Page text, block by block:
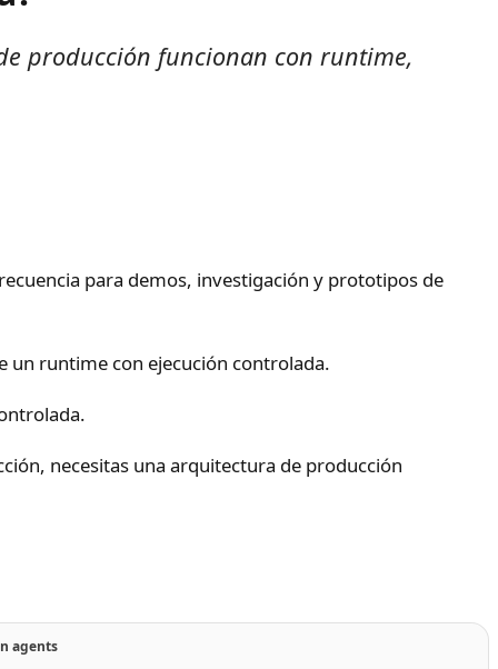
producción funcionan con runtime,
para demos, investigación y prototipos de
un runtime con ejecución controlada.
necesitas una arquitectura de producción
agents